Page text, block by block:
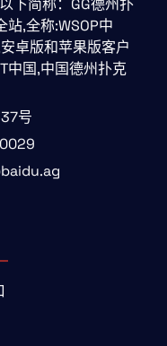
下简称：GG德州扑
站,全称:WSOP中
卓版和苹果版客户
中国,中国德州扑克
号